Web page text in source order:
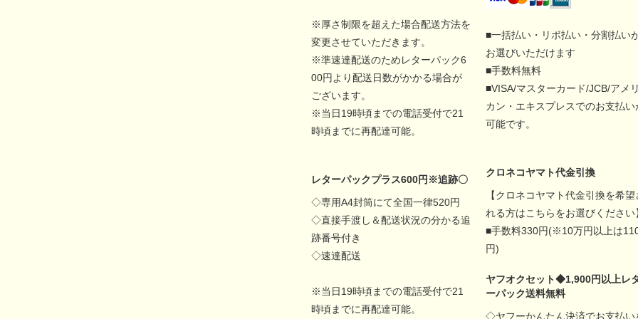
※厚さ制限を超えた場合配送方法を
変更させていただきます。
※準速達配送のためレターパック6
00円より配送日数がかかる場合が
ございます。
※当日19時頃までの電話受付で21
時頃までに再配達可能。
レターパックプラス600円※追跡〇
◇専用A4封筒にて全国一律520円
◇直接手渡し＆配送状況の分かる追
跡番号付き
◇速達配送
※当日19時頃までの電話受付で21
時頃までに再配達可能。
■一括払い・リボ払い・分割払い
お選びいただけます
■手数料無料
■VISA/マスターカード/JCB/アメリ
カン・エキスプレスでのお支払い
可能です。
クロネコヤマト代金引換
【クロネコヤマト代金引換を希望
れる方はこちらをお選びください
■手数料330円(※10万円以上は
円)
ヤフオクセット◆1,900円以上レ
ーパック送料無料
◇ヤフーかんたん決済でお支払い